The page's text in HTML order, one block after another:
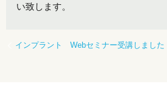
い致します。
インプラント Webセミナー受講しました